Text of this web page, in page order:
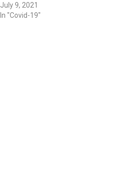
July 9, 2021
In "Covid-19"